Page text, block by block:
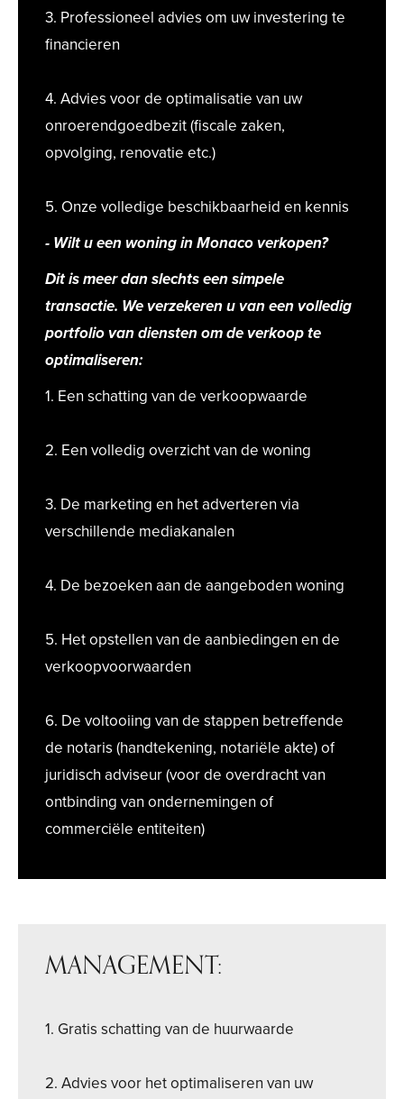
3. Professioneel advies om uw investering te
financieren
4. Advies voor de optimalisatie van uw
onroerendgoedbezit (fiscale zaken,
opvolging, renovatie etc.)
5. Onze volledige beschikbaarheid en kennis
- Wilt u een woning in Monaco verkopen?
Dit is meer dan slechts een simpele
transactie. We verzekeren u van een volledig
portfolio van diensten om de verkoop te
optimaliseren:
1. Een schatting van de verkoopwaarde
2. Een volledig overzicht van de woning
3. De marketing en het adverteren via
verschillende mediakanalen
4. De bezoeken aan de aangeboden woning
5. Het opstellen van de aanbiedingen en de
verkoopvoorwaarden
6. De voltooiing van de stappen betreffende
de notaris (handtekening, notariële akte) of
juridisch adviseur (voor de overdracht van
ontbinding van ondernemingen of
commerciële entiteiten)
MANAGEMENT:
1. Gratis schatting van de huurwaarde
2. Advies voor het optimaliseren van uw